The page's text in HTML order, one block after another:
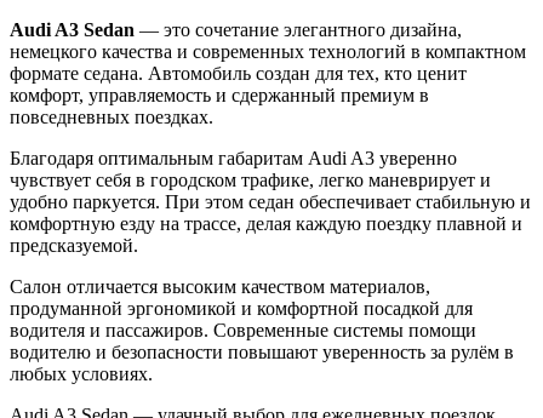
Audi A3 Sedan — это сочетание элегантного дизайна,
немецкого качества и современных технологий в компактном
формате седана. Автомобиль создан для тех, кто ценит
комфорт, управляемость и сдержанный премиум в
повседневных поездках.
Благодаря оптимальным габаритам Audi A3 уверенно
чувствует себя в городском трафике, легко маневрирует и
удобно паркуется. При этом седан обеспечивает стабильную и
комфортную езду на трассе, делая каждую поездку плавной и
предсказуемой.
Салон отличается высоким качеством материалов,
продуманной эргономикой и комфортной посадкой для
водителя и пассажиров. Современные системы помощи
водителю и безопасности повышают уверенность за рулём в
любых условиях.